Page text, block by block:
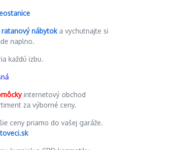
ratanový nábytoka vychutnajte si
naplno.
každú izbu.
internetový obchod
za výborné ceny.
ceny priamo do vašej garáže.